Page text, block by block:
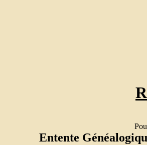
Entente